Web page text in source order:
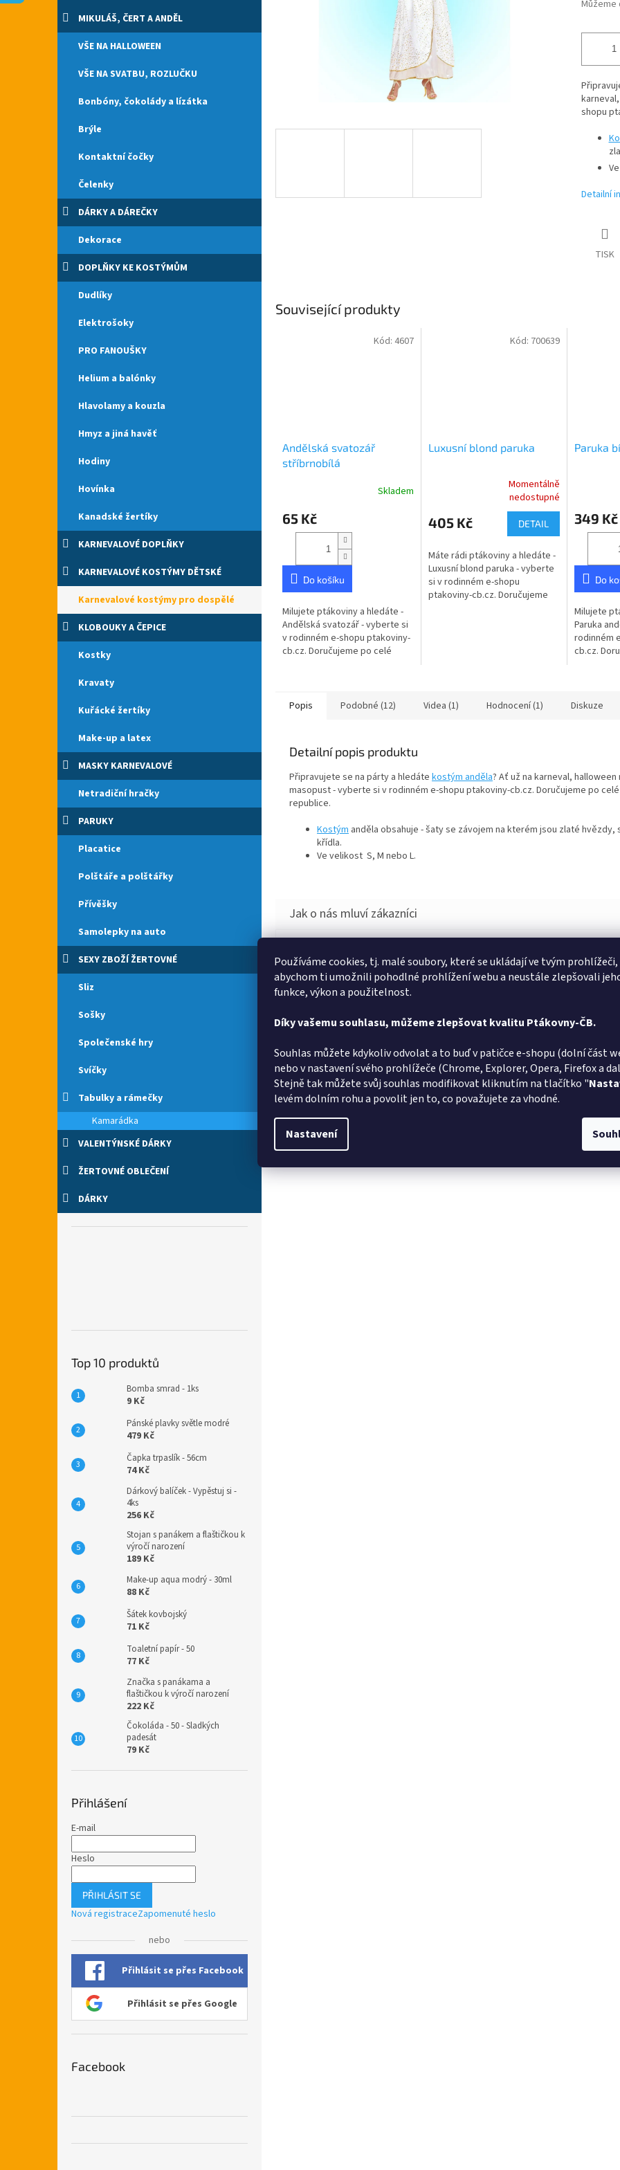
Používáme cookies, tj. malé soubory, které se ukládají ve tvým prohlížeči,
abychom ti umožnili pohodlné prohlížení webu a neustále zlepšovali
funkce, výkon a použitelnost.
Díky vašemu souhlasu, můžeme zlepšovat kvalitu Ptákovny-ČB.
Souhlas můžete kdykoliv odvolat a to buď v patičce e-shopu (dolní část
nebo v nastavení svého prohlížeče (Chrome, Explorer, Opera, Firefox a
Stejně tak můžete svůj souhlas modifikovat kliknutím na tlačítko "
levém dolním rohu a povolit jen to, co považujete za vhodné.
Nastavení
e
l
MIKULÁŠ, ČERT A ANDĚL
VŠE NA HALLOWEEN
VŠE NA SVATBU, ROZLUČKU
Bonbóny, čokolády a lízátka
Brýle
Kontaktní čočky
Čelenky
DÁRKY A DÁREČKY
Dekorace
DOPLŇKY KE KOSTÝMŮM
Dudlíky
Elektrošoky
PRO FANOUŠKY
Helium a balónky
Hlavolamy a kouzla
Hmyz a jiná havěť
Hodiny
Hovínka
Kanadské žertíky
KARNEVALOVÉ DOPLŇKY
KARNEVALOVÉ KOSTÝMY DĚTSKÉ
Karnevalové kostýmy pro dospělé
KLOBOUKY A ČEPICE
Kostky
Kravaty
Kuřácké žertíky
Make-up a latex
MASKY KARNEVALOVÉ
Netradiční hračky
PARUKY
Placatice
Polštáře a polštářky
Přívěšky
Samolepky na auto
SEXY ZBOŽÍ ŽERTOVNÉ
Sliz
Sošky
Společenské hry
Svíčky
Tabulky a rámečky
Kamarádka
VALENTÝNSKÉ DÁRKY
ŽERTOVNÉ OBLEČENÍ
DÁRKY
Top 10 produktů
Bomba smrad - 1ks
9 Kč
Pánské plavky světle modré
479 Kč
Čapka trpaslík - 56cm
74 Kč
Dárkový balíček - Vypěstuj si -
4ks
256 Kč
Stojan s panákem a flaštičkou k
výročí narození
189 Kč
Make-up aqua modrý - 30ml
88 Kč
Šátek kovbojský
71 Kč
Toaletní papír - 50
77 Kč
Značka s panákama a
flaštičkou k výročí narození
222 Kč
Čokoláda - 50 - Sladkých
padesát
79 Kč
Přihlášení
E-mail
Heslo
PŘIHLÁSIT SE
Nová registraceZapomenuté heslo
nebo
Přihlásit se přes Facebook
Přihlásit se přes Google
Facebook
Můžeme
shopu
Detailní
TISK
Související produkty
Andělská svatozář
stříbrnobílá
produktu
hvězdiček.
Skladem
65 Kč
Do košíku
Milujete ptákoviny a hledáte -
Andělská svatozář - vyberte si
v rodinném e-shopu ptakoviny-
cb.cz. Doručujeme po celé
Kód: 4607
Luxusní blond paruka
produktu
je
z
5
hvězdiček.
Momentálně
nedostupné
405 Kč DETAIL
Máte rádi ptákoviny a hledáte -
Luxusní blond paruka - vyberte
si v rodinném e-shopu
ptakoviny-cb.cz. Doručujeme
Kód: 700639
Paruka
produktu
hvězdiček.
349 Kč
Do
Milujete
Paruka
rodinném
cb.cz.
Popis Podobné (12) Videa (1) Hodnocení (1) Diskuze
Detailní popis produktu
Připravujete se na párty a hledáte kostým anděla? Ať už na karneval, halloween
masopust - vyberte si v rodinném e-shopu ptakoviny-cb.cz. Doručujeme po
republice.
Kostým anděla obsahuje - šaty se závojem na kterém jsou zlaté hvězdy,
křídla.
Ve velikost S, M nebo L.
MS Marta Sládková
Hodnocení obchodu je 5 z 5 hvězdiček.
6.8.2026
Rychlé doručení
AT
Jiří Zalaba
Hodnocení obchodu je 5 z 5 hvězdiček.
1.8.2026
Rychlé dodání zboží super Velmi